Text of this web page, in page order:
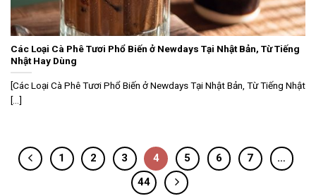
Các Loại Cà Phê Tươi Phổ Biến ở Newdays Tại Nhật Bản, Từ Tiếng
Nhật Hay Dùng
[Các Loại Cà Phê Tươi Phổ Biến ở Newdays Tại Nhật Bản, Từ Tiếng Nhật
[...]
1 2 3 4 5 6 7
…
44